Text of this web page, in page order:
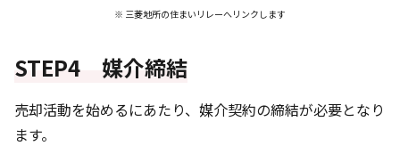
※ 三菱地所の住まいリレーへリンクします
STEP4 媒介締結
売却活動を始めるにあたり、媒介契約の締結が必要となり
ます。